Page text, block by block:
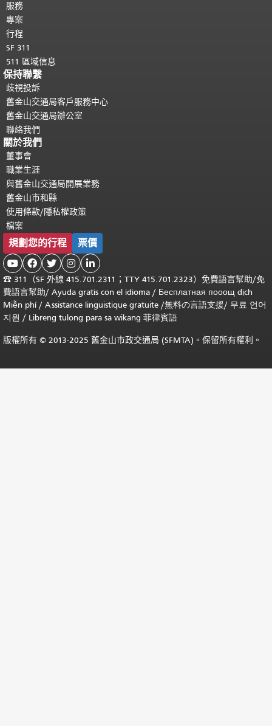
服務
專案
行程
SF 311
511 區域信息
保持聯繫
歧視投訴
舊金山交通局客戶服務中心
舊金山交通局辦公室
聯絡我們
關於我們
董事會
職業生涯
與舊金山交通局開展業務
舊金山市和縣
使用條款/隱私權政策
檔案
規劃您的行程 票價
    
☎ 311（SF 外線 415.701.2311；TTY 415.701.2323）免費語言幫助/免
費語言幫助/ Ayuda gratis con el idioma / Бесплатная пооощ dịch
Miễn phí/ Assistance linguistique gratuite /無料の言語支援/ 무료 언어
지원 / Libreng tulong para sa wikang 菲律賓語
版權所有 © 2013-2025 舊金山市政交通局 (SFMTA)。保留所有權利。